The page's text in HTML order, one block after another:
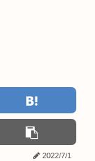
2022/7/1